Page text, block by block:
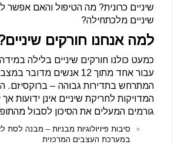
שיניים כרונית? מה הטיפול והאם אפשר
שיניים מלכתחילה?
למה אנחנו חורקים
כמעט כולנו חורקים שיניים בלילה
עבור אחד מתוך 12 אנשים מדובר
המתרחש בתדירות גבוהה – ברוקסיזם.
המדויקות לחריקת שיניים אינן ידועות
גורמים המעלים את הסיכון לסבול
סיבות פיזיולוגיות מבניות – מבנה לסת
במערכת העצבים המרכזית